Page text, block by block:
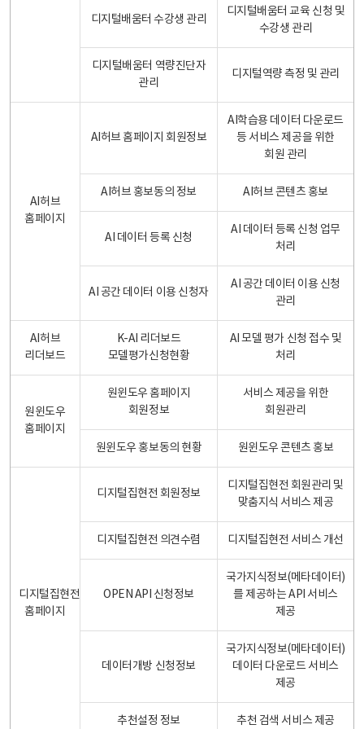
디지털배움터 수강생 관리
디지털배움터 교육 신청 및
수강생 관리
디지털배움터 역량진단자
관리
디지털역량 측정 및 관리
AI허브
홈페이지
AI허브 홈페이지 회원정보
AI학습용 데이터 다운로드
등 서비스 제공을 위한
회원 관리
AI허브 홍보동의 정보 AI허브 콘텐츠 홍보
AI 데이터 등록 신청
AI 데이터 등록 신청 업무
처리
AI 공간 데이터 이용 신청자
AI 공간 데이터 이용 신청
관리
AI허브
리더보드
K-AI 리더보드
모델평가신청현황
AI 모델 평가 신청 접수 및
처리
원윈도우
홈페이지
원윈도우 홈페이지
회원정보
서비스 제공을 위한
회원관리
원윈도우 홍보동의 현황 원윈도우 콘텐츠 홍보
디지털집현전
홈페이지
디지털집현전 회원정보
디지털집현전 회원관리 및
맞춤지식 서비스 제공
디지털집현전 의견수렴 디지털집현전 서비스 개선
OPEN API 신청정보
국가지식정보(메타데이터)
를 제공하는 API 서비스
제공
데이터개방 신청정보
국가지식정보(메타데이터)
데이터 다운로드 서비스
제공
추천설정 정보 추천 검색 서비스 제공